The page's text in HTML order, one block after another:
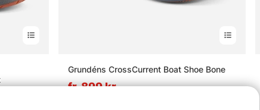
Grundéns CrossCurrent Boat Shoe Bone
fr. 899 kr